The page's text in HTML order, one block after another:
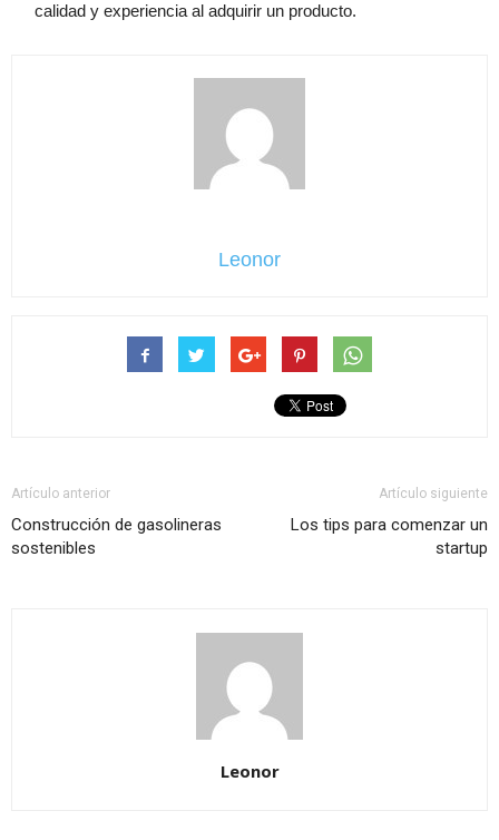
calidad y experiencia al adquirir un producto.
Leonor
Artículo anterior
Construcción de gasolineras
sostenibles
Artículo siguiente
Los tips para comenzar un
startup
Leonor